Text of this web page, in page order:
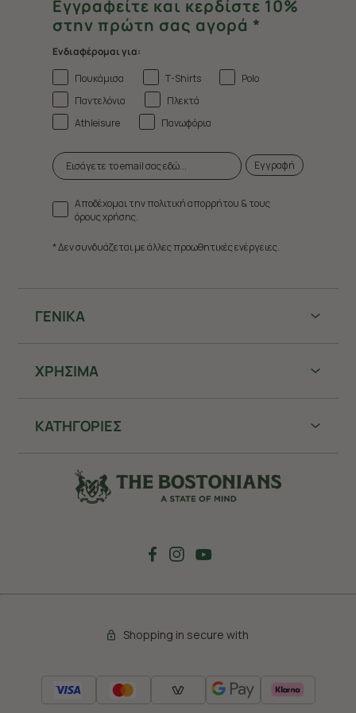
ΓΕΝΙΚΑ
ΧΡHΣΙΜΑ
ΚΑΤΗΓΟΡΙΕΣ
Εγγραφείτε και κερδίστε 10%
στην πρώτη σας αγορά *
Ενδιαφέρομαι για:
Πουκάμισα
T-Shirts
Polo
Παντελόνια
Πλεκτά
Athleisure
Πανωφόρια
Εγγραφή
Αποδέχομαι την πολιτική απορρήτου & τους
όρους χρήσης.
* Δεν συνδυάζεται με άλλες προωθητικές ενέργειες.
Shopping in secure with